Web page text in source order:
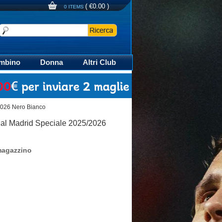
0 ITEMS ( €0.00 )
Donna
Altri Club
Nero Bianco
Madrid Speciale 2025/2026